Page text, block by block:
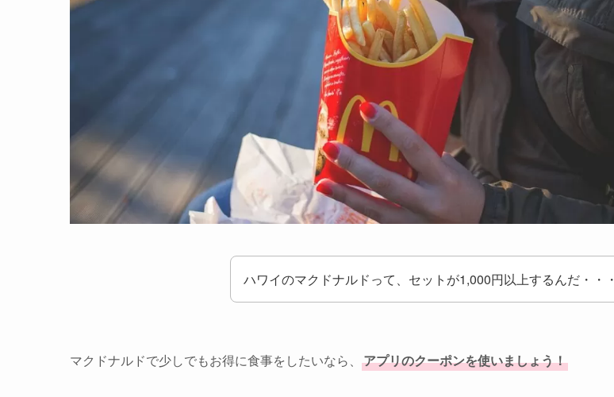
ハワイのマクドナルドって、セットが1,000円以上するんだ・・・
マクドナルドで少しでもお得に食事をしたいなら、 アプリのクーポンを使いましょう！